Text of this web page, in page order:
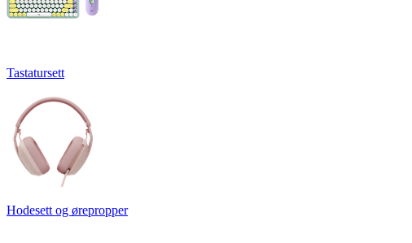
Tastatursett
Hodesett og ørepropper